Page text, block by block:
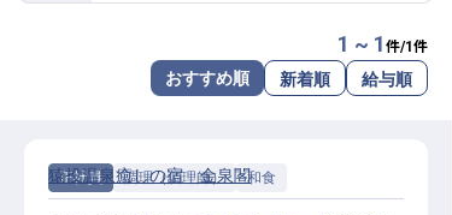
転職サポートに申し込む
1 ~ 1 件/1 件
おすすめ順 新着順 給与順
正社員 調理（調理師） 和食
猿投温泉癒しの宿 金泉閣